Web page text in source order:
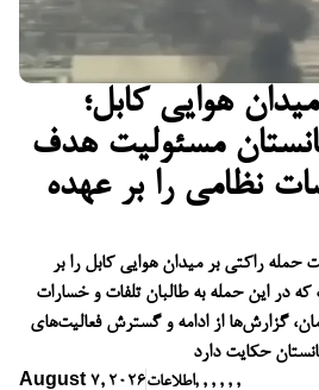
هوایی کابل؛
مسئولیت هدف
نظامی را بر عهده
حمله راکتی بر میدان هوایی کابل را بر
در این حمله به طالبان تلفات و خسارات
گزارش‌ها از ادامه و گسترش فعالیت‌های
حکایت دارد
August 7, 2026اطلاعات, , , , , ,